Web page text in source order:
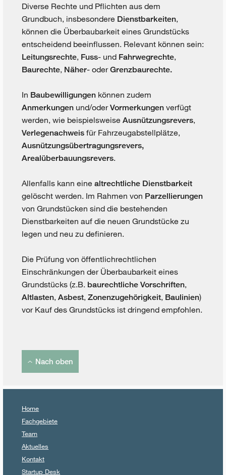
Diverse Rechte und Pflichten aus dem
Grundbuch, insbesondere Dienstbarkeiten,
können die Überbaubarkeit eines Grundstücks
entscheidend beeinflussen. Relevant können sein:
Leitungsrechte, Fuss- und Fahrwegrechte,
Baurechte, Näher- oderGrenzbaurechte.
In Baubewilligungen können zudem
Anmerkungen und/oderVormerkungen verfügt
werden, wie beispielsweiseAusnützungsrevers,
Verlegenachweis für Fahrzeugabstellplätze,
Ausnützungsübertragungsrevers,
Arealüberbauungsrevers.
Allenfalls kann einealtrechtliche Dienstbarkeit
gelöscht werden. Im Rahmen von Parzellierungen
von Grundstücken sind die bestehenden
Dienstbarkeiten auf die neuen Grundstücke zu
legen und neu zu definieren.
Die Prüfung von öffentlichrechtlichen
Einschränkungen der Überbaubarkeit eines
Grundstücks (z.B. baurechtliche Vorschriften,
Altlasten,Asbest,Zonenzugehörigkeit, Baulinien)
vor Kauf des Grundstücks ist dringend empfohlen.
Nach oben
Home
Fachgebiete
Team
Aktuelles
Kontakt
Startup Desk